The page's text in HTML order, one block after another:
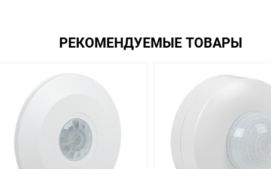
много времени на решение проблемы. Правила, согласно
который соответствует ожиданиям, или возвращаем деньги.
белый макс. 1100W угол 180-360гр, дальность 6м, IP33, ИЭК на
узнать преимущества конкретного товара, получить
помочь, посоветовать, рассказать подробно о товарах из
вас наиболее удобен. С удовольствием ответим на все вопросы.
РЕКОМЕНДУЕМЫЕ ТОВАРЫ